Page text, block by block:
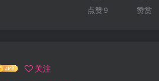
点赞9 赞赏
关注